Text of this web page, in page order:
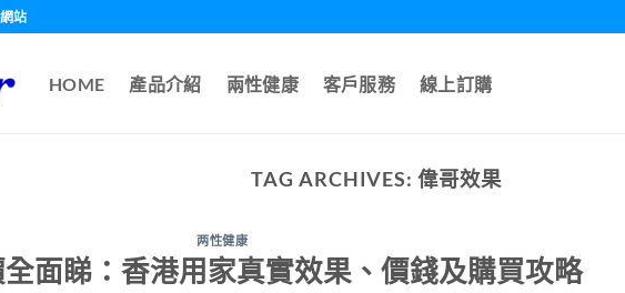
站
HOME 產品介紹 兩性健康 客戶服務 線上訂購
TAG ARCHIVES:偉哥效果
两性健康
面睇：香港用家真實效果、價錢及購買攻略